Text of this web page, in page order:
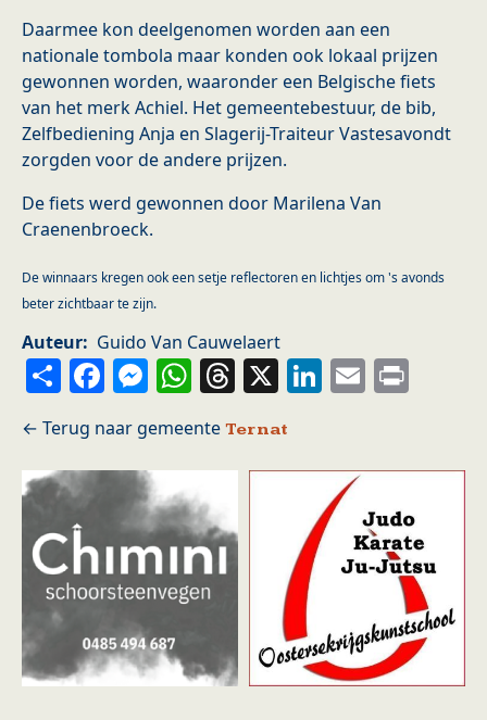
Daarmee kon deelgenomen worden aan een
nationale tombola maar konden ook lokaal prijzen
gewonnen worden, waaronder een Belgische fiets
van het merk Achiel. Het gemeentebestuur, de bib,
Zelfbediening Anja en Slagerij-Traiteur Vastesavondt
zorgden voor de andere prijzen.
De fiets werd gewonnen door Marilena Van
Craenenbroeck.
De winnaars kregen ook een setje reflectoren en lichtjes om 's avonds
beter zichtbaar te zijn.
Auteur Guido Van Cauwelaert
ShareFacebook
Messenger
WhatsApp
Threads
X LinkedIn
Email
Ternat